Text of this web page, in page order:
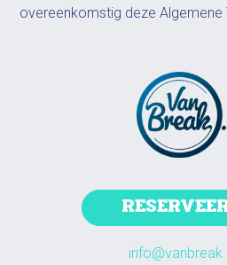
overeenkomstig deze Algemene